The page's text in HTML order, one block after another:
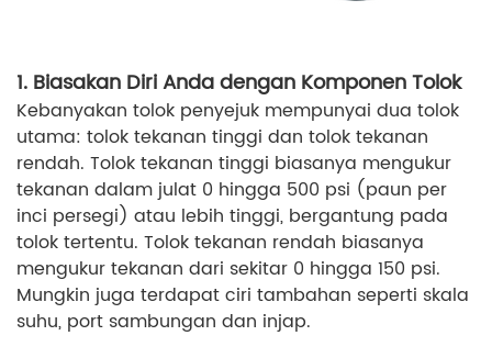
1. Biasakan Diri Anda dengan Komponen Tolok
Kebanyakan tolok penyejuk mempunyai dua tolok
utama: tolok tekanan tinggi dan tolok tekanan
rendah. Tolok tekanan tinggi biasanya mengukur
tekanan dalam julat 0 hingga 500 psi (paun per
inci persegi) atau lebih tinggi, bergantung pada
tolok tertentu. Tolok tekanan rendah biasanya
mengukur tekanan dari sekitar 0 hingga 150 psi.
Mungkin juga terdapat ciri tambahan seperti skala
suhu, port sambungan dan injap.